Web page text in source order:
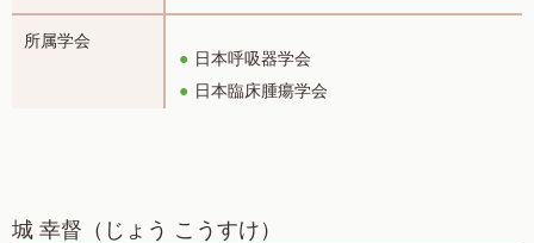
所属学会
日本呼吸器学会
日本臨床腫瘍学会
城 幸督 （じょう こうすけ）